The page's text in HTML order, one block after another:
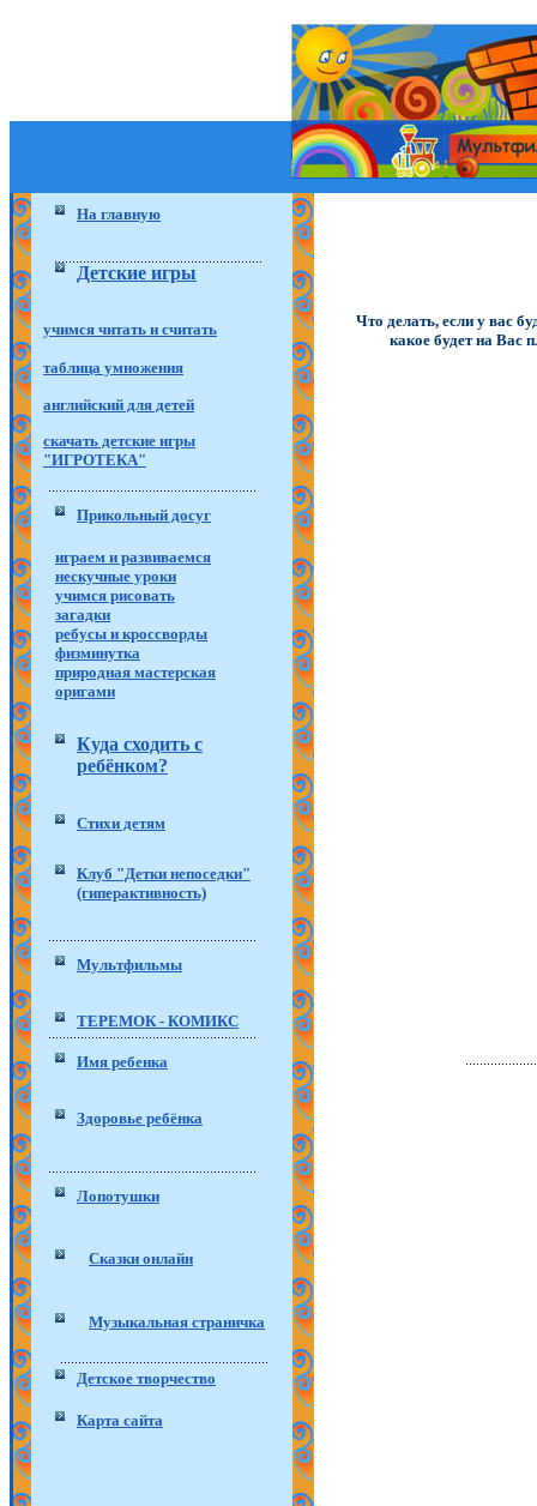
На главную
Детские игры
учимся читать и считать
таблица умножения
английский для детей
скачать детские игры
"ИГРОТЕКА"
Прикольный досуг
играем и развиваемся
нескучные уроки
учимся рисовать
загадки
ребусы и кроссворды
физминутка
природная мастерская
оригами
Куда сходить с
ребёнком?
Стихи детям
Клуб "Детки непоседки"
(гиперактивность)
Мультфильмы
ТЕРЕМОК - КОМИКС
Имя ребенка
Здоровье ребёнка
Лопотушки
Сказки онлайн
Музыкальная страничка
Детское творчество
Карта сайта
Что делать, если у вас
какое будет на Вас